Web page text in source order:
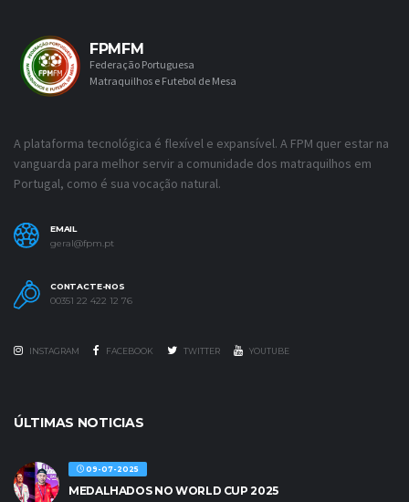
FPMFM
Federação Portuguesa
Matraquilhos e Futebol de Mesa
A plataforma tecnológica é flexível e expansível. A FPM quer estar na
vanguarda para melhor servir a comunidade dos matraquilhos em
Portugal, como é sua vocação natural.
EMAIL
geral@fpm.pt
CONTACTE-NOS
00351 22 422 12 76
INSTAGRAM FACEBOOK TWITTER YOUTUBE
ÚLTIMAS NOTICIAS
09-07-2025
MEDALHADOS NO WORLD CUP 2025